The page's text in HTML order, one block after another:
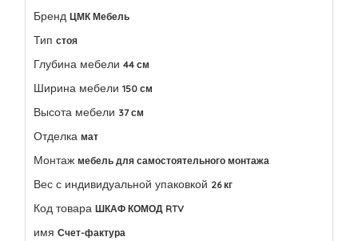
Бренд ЦМК Мебель
Тип стоя
Глубина мебели 44 см
Ширина мебели 150 см
Высота мебели 37 см
Отделка мат
Монтаж мебель для самостоятельного монтажа
Вес с индивидуальной упаковкой 26 кг
Код товара ШКАФ КОМОД RTV
имя Счет-фактура